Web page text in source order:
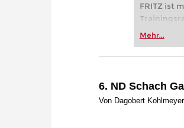
FRITZ ist
zuvor.
Mehr...
6. ND Schach
Von Dagobert Kohlmeyer